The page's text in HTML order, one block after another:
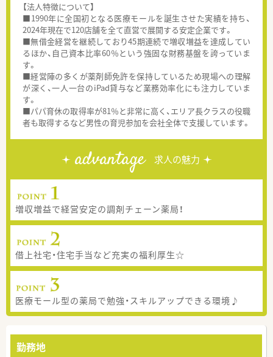
【法人特徴について】
■1990年に全国初となる医療モールを誕生させた実績を持ち、
2024年現在で120店舗を全て直営で展開する安定企業です。
■無借金経営を継続しており45期連続で増収増益を達成してい
るほか、自己資本比率60％という強固な財務基盤を誇っていま
す。
■経営陣の多くが薬剤師免許を保持しているため現場への理解
が深く、一人一台のiPad貸与など業務効率化にも注力していま
す。
■パパ育休の取得率が81％と非常に高く、エリア長クラスの役職
者も取得するなど男性の育児参加を会社全体で支援しています。
advantage 求人の魅力
増収増益で経営安定の調剤チェーン薬局！
借上社宅・住宅手当など充実の福利厚生☆
医療モール型の薬局で勉強・スキルアップできる環境♪
勤務地